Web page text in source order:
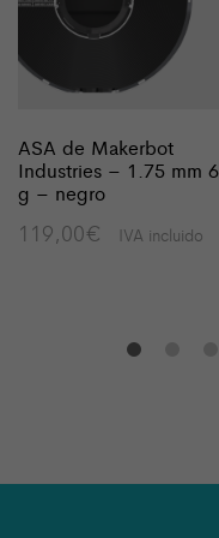
ASA de Makerbot
Industries – 1.75 mm
g – negro
119,00€ IVA incluido